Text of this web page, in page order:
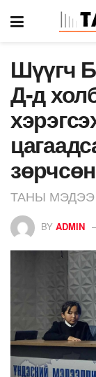
Шүүгч
Д-д
зөрчсөн
ТАНЫ
BY ADMIN